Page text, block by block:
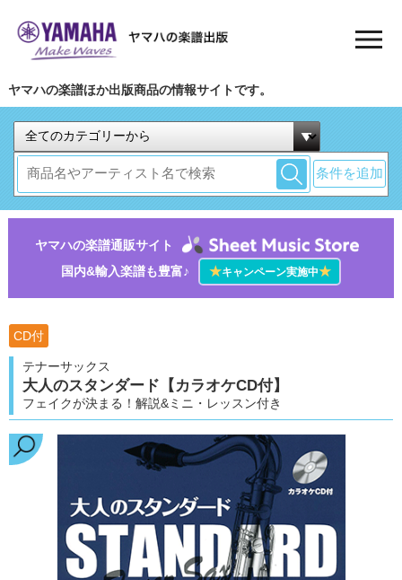
ヤマハの楽譜ほか出版商品の情報サイトです。
条件を追加
ヤマハの楽譜通販サイト
国内&輸入楽譜も豊富♪
★キャンペーン実施中★
CD付
テナーサックス
大人のスタンダード【カラオケCD付】
フェイクが決まる！解説&ミニ・レッスン付き